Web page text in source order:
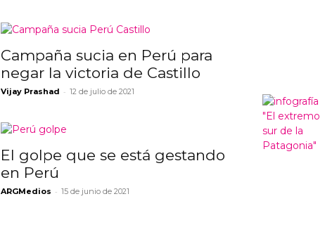
Campaña sucia en Perú para
negar la victoria de Castillo
Vijay Prashad - 12 de julio de 2021
El golpe que se está gestando
en Perú
ARGMedios - 15 de junio de 2021